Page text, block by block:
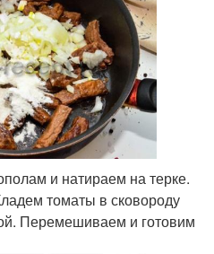
и натираем на терке.
томаты в сковороду
Перемешиваем и готовим